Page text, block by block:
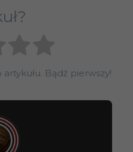
Bądź pierwszy!